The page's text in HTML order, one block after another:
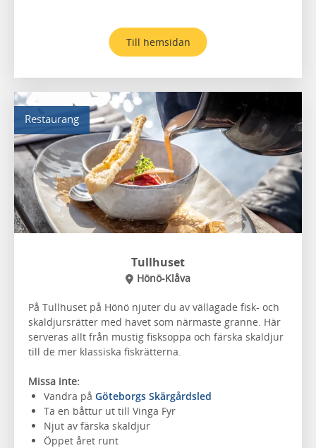
Till hemsidan
Restaurang
Tullhuset
Hönö-Klåva
På Tullhuset på Hönö njuter du av vällagade fisk- och
skaldjursrätter med havet som närmaste granne. Här
serveras allt från mustig fisksoppa och färska skaldjur
till de mer klassiska fiskrätterna.
Missa inte:
Vandra på Göteborgs Skärgårdsled
Ta en båttur ut till Vinga Fyr
Njut av färska skaldjur
Öppet året runt